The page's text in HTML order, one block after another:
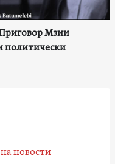
Мзии
политически
новости